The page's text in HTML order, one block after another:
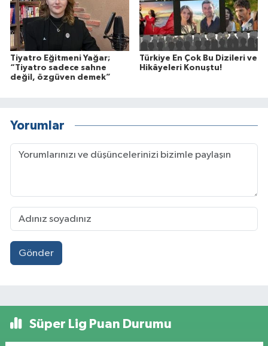
Tiyatro Eğitmeni Yağar;
“Tiyatro sadece sahne
değil, özgüven demek”
Türkiye En Çok Bu Dizileri ve
Hikâyeleri Konuştu!
Yorumlar
Gönder
Süper Lig Puan Durumu